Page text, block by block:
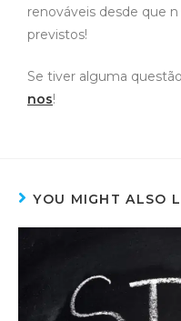
renováveis desde que
previstos!
Se tiver alguma
nos!
YOU MIGHT ALSO